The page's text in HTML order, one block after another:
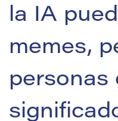
la IA
memes,
personas